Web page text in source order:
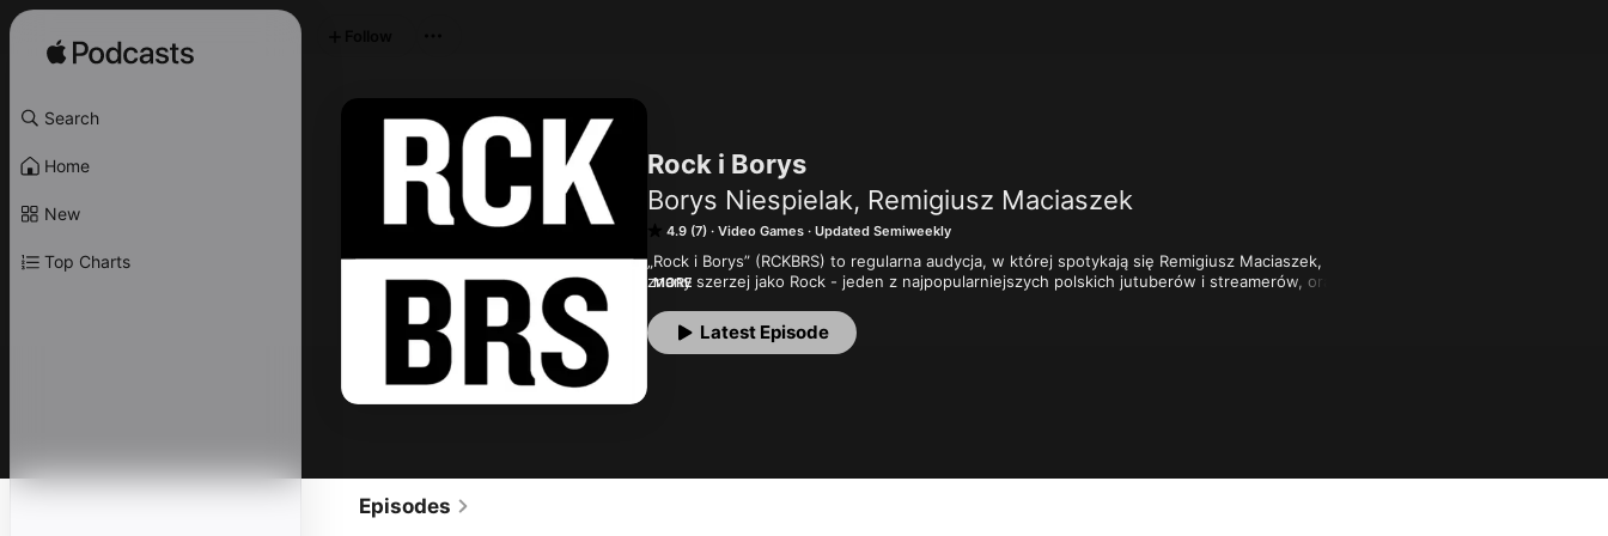
Search
Home
New
Top Charts
Rock i Borys
Borys Niespielak, Remigiusz Maciaszek
4.9 (7) Video Games Updated Semiweekly
„Rock i Borys” (RCKBRS) to regularna audycja, w której spotykają się Remigiusz Maciaszek,
znany szerzej jako Rock - jeden z najpopularniejszych polskich jutuberów i streamerów, oraz
MORE
Latest Episode
Episodes